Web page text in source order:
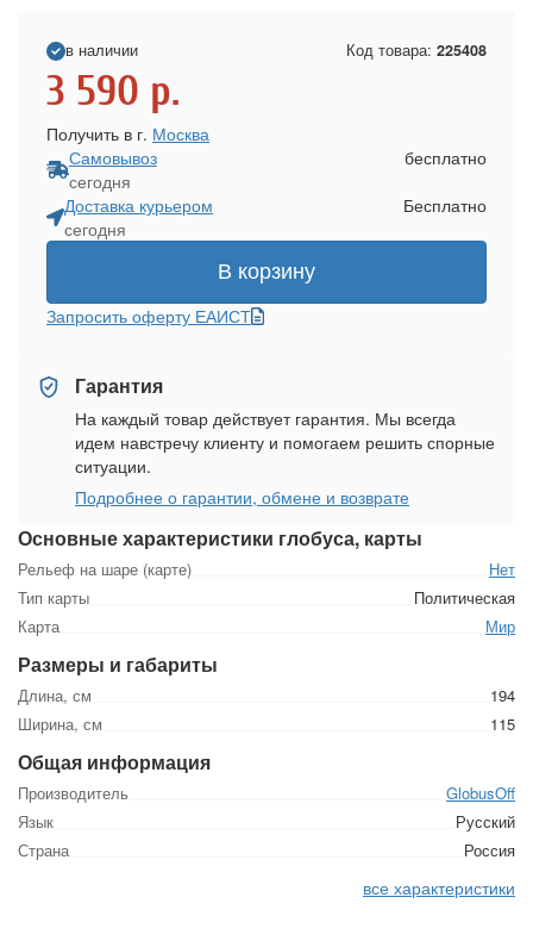
Основные характеристики глобуса, карты
Рельеф на шаре (карте)
Нет
Тип карты
Политическая
Карта
Мир
Размеры и габариты
Длина, см
194
Ширина, см
115
Общая информация
Производитель
GlobusOff
Язык
Русский
Страна
Россия
все характеристики
в наличии Код товара: 225408
3 590 р.
Получить в г. Москва
Самовывоз
сегодня
бесплатно
Доставка курьером
сегодня
Бесплатно
В корзину
Запросить оферту ЕАИСТ
Гарантия
На каждый товар действует гарантия. Мы всегда
идем навстречу клиенту и помогаем решить спорные
ситуации.
Подробнее о гарантии, обмене и возврате